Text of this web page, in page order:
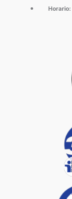
Horario: